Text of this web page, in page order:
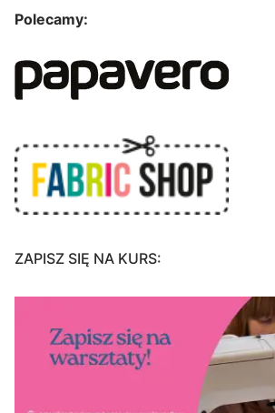
Polecamy:
ZAPISZ SIĘ NA KURS: